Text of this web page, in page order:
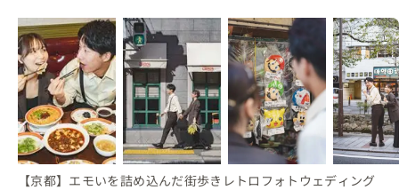
【京都】エモいを詰め込んだ街歩きレトロフォトウェディング